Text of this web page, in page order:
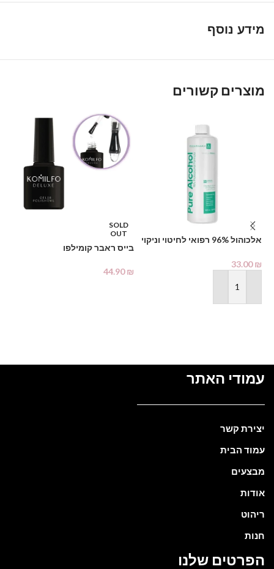
מידע נוסף
מוצרים קשורים
אלכוהול 96% רפואי לחיטוי וניקוי
Alcohol
33.00₪
הוספה לסל
SOLD
OUT
בייס ראבר קומילפו
44.90₪
עמודי האתר
יצירת קשר
עמוד הבית
מבצעים
אודות
ריהוט
חנות
הפרטים שלנו